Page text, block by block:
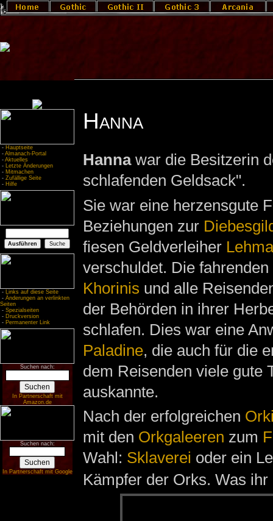
- Hauptseite
- Almanach-Portal
- Aktuelles
- Letzte Änderungen
- Mitmachen
- Zufällige Seite
- Hilfe
- Links auf diese Seite
- Änderungen an verlinkten
Seiten
- Spezialseiten
- Druckversion
- Permanenter Link
Suchen nach:
In Partnerschaft mit
Amazon.de
Suchen nach:
In Partnerschaft mit Google
Hanna
Hannawar die Besitzerin
schlafenden Geldsack".
Sie war eine herzensgute
Beziehungen zur
fiesen Geldverleiher
verschuldet. Die
Khorinis und alle
der Behörden in ihrer
schlafen. Dies war eine
Paladine, die auch für die
dem Reisenden viele gute
auskannte.
Nach der erfolgreichen
mit den Orkgaleeren zum
Wahl: Sklaverei oder ein
Kämpfer der Orks. Was